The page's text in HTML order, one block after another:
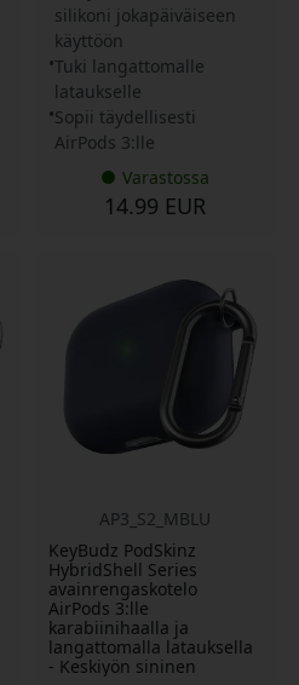
silikoni jokapäiväiseen
käyttöön
Tuki langattomalle
lataukselle
Sopii täydellisesti
AirPods 3:lle
Varastossa
14.99 EUR
AP3_S2_MBLU
KeyBudz PodSkinz
HybridShell Series
avainrengaskotelo
AirPods 3:lle
karabiinihaalla ja
langattomalla latauksella
- Keskiyön sininen